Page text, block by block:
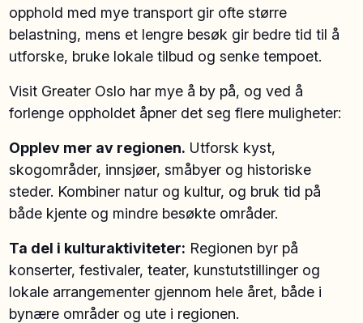
opphold med mye transport gir ofte større
belastning, mens et lengre besøk gir bedre tid til å
utforske, bruke lokale tilbud og senke tempoet.
Visit Greater Oslo har mye å by på, og ved å
forlenge oppholdet åpner det seg flere muligheter:
Opplev mer av regionen. Utforsk kyst,
skogområder, innsjøer, småbyer og historiske
steder. Kombiner natur og kultur, og bruk tid på
både kjente og mindre besøkte områder.
Ta del i kulturaktiviteter: Regionen byr på
konserter, festivaler, teater, kunstutstillinger og
lokale arrangementer gjennom hele året, både i
bynære områder og ute i regionen.